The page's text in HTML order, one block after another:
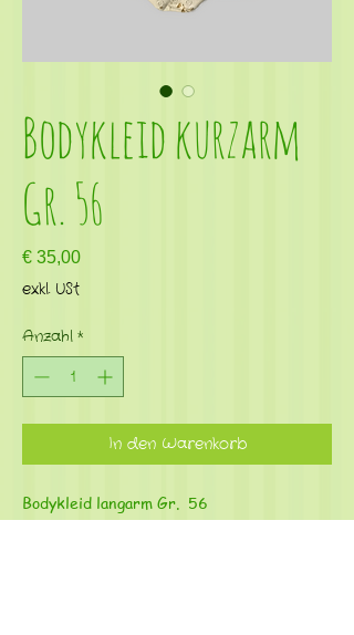
Bodykleid kurzarm
Gr. 56
€ 35,00Preis
exkl. USt
Anzahl *
In den Warenkorb
Bodykleid langarm Gr. 56